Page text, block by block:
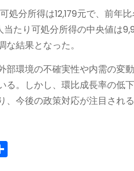
処分所得は12,179元で、前年
当たり可処分所得の中央値は
結果となった。
部環境の不確実性や内需の変
る。しかし、環比成長率の低
今後の政策対応が注目される